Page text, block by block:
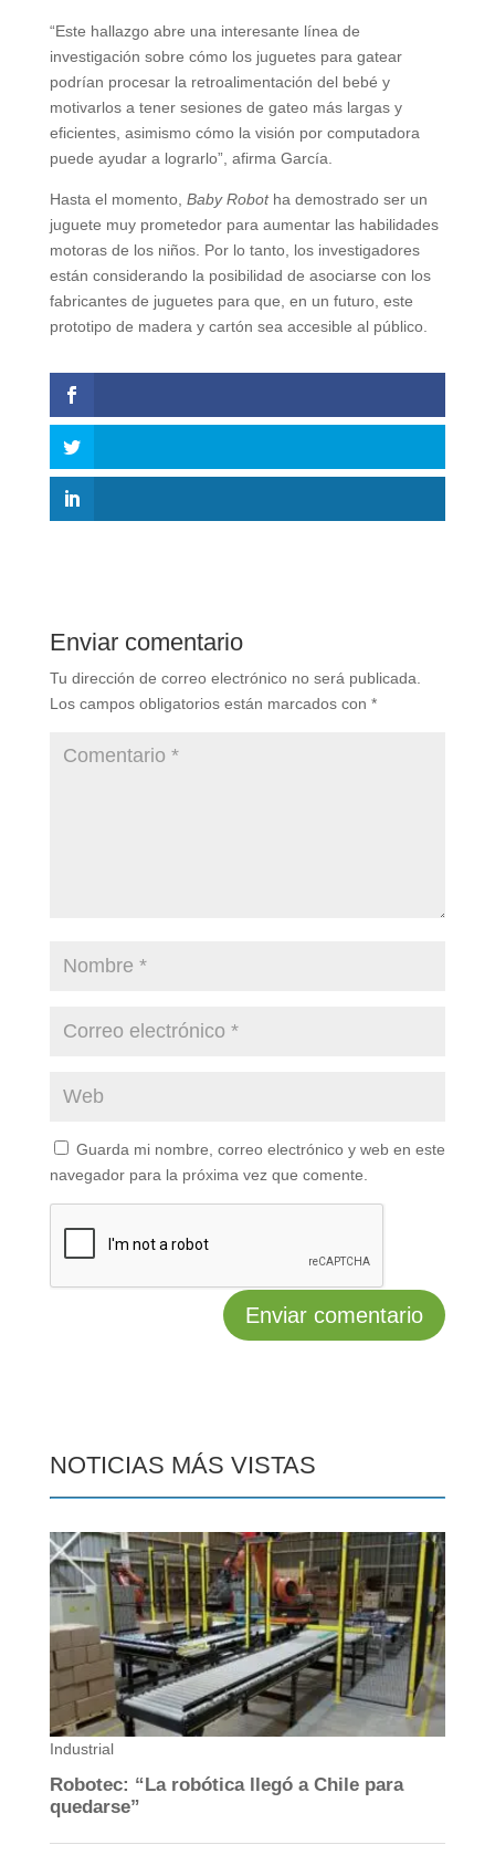
“Este hallazgo abre una interesante línea de
investigación sobre cómo los juguetes para gatear
podrían procesar la retroalimentación del bebé y
motivarlos a tener sesiones de gateo más largas y
eficientes, asimismo cómo la visión por computadora
puede ayudar a lograrlo”, afirma García.
Hasta el momento, Baby Robotha demostrado ser un
juguete muy prometedor para aumentar las habilidades
motoras de los niños. Por lo tanto, los investigadores
están considerando la posibilidad de asociarse con los
fabricantes de juguetes para que, en un futuro, este
prototipo de madera y cartón sea accesible al público.
Enviar comentario
Tu dirección de correo electrónico no será publicada.
Los campos obligatorios están marcados con *
Guarda mi nombre, correo electrónico y web en este
navegador para la próxima vez que comente.
NOTICIAS MÁS VISTAS